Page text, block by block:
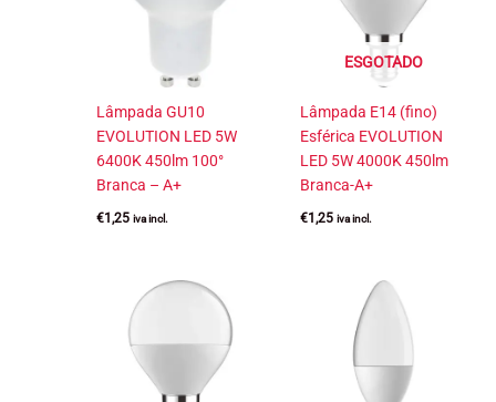
Lâmpada GU10
EVOLUTION LED 5W
6400K 450lm 100°
Branca – A+
€1,25 iva incl.
ESGOTADO
Lâmpada E14 (fino)
Esférica EVOLUTION
LED 5W 4000K 450lm
Branca-A+
€1,25 iva incl.